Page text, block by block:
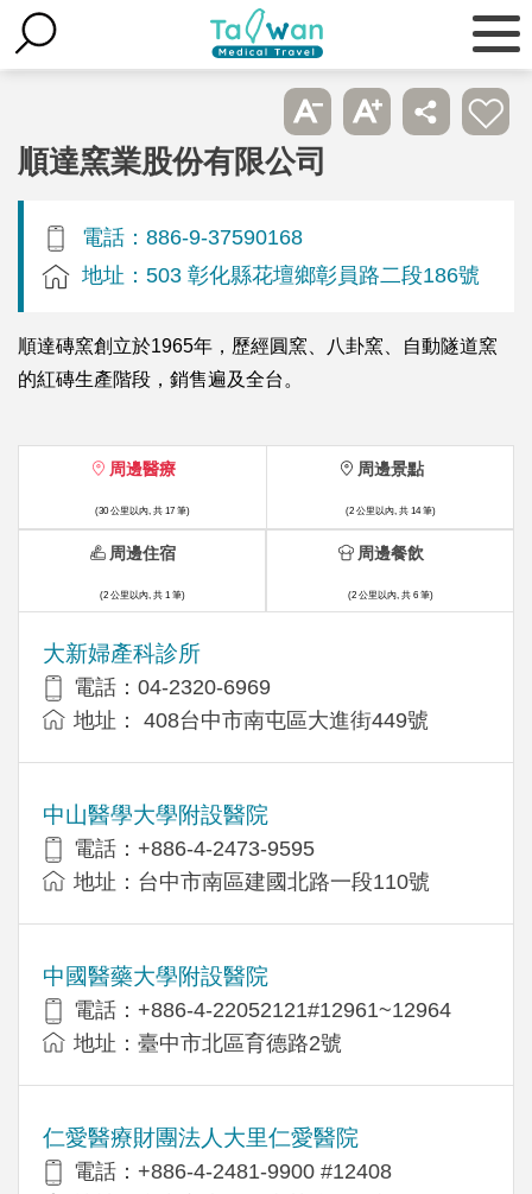
順達窯業股份有限公司
電話：886-9-37590168
地址：503 彰化縣花壇鄉彰員路二段186號
順達磚窯創立於1965年，歷經圓窯、八卦窯、自動隧道窯
的紅磚生產階段，銷售遍及全台。
周邊醫療
(30 公里以內, 共 17 筆)
大新婦產科診所
電話：04-2320-6969
地址： 408台中市南屯區大進街449號
中山醫學大學附設醫院
電話：+886-4-2473-9595
地址：台中市南區建國北路一段110號
中國醫藥大學附設醫院
電話：+886-4-22052121#12961~12964
地址：臺中市北區育德路2號
仁愛醫療財團法人大里仁愛醫院
電話：+886-4-2481-9900 #12408
周邊景點
(2 公里以內, 共 14 筆)
周邊住宿
(2 公里以內, 共 1 筆)
周邊餐飲
(2 公里以內, 共 6 筆)